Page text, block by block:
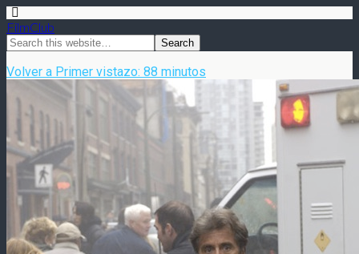
FilmClub
Volver a Primer vistazo: 88 minutos